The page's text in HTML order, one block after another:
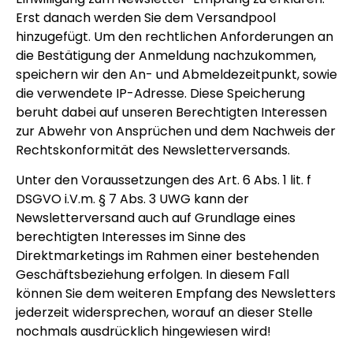
Erst danach werden Sie dem Versandpool
hinzugefügt. Um den rechtlichen Anforderungen an
die Bestätigung der Anmeldung nachzukommen,
speichern wir den An- und Abmeldezeitpunkt, sowie
die verwendete IP-Adresse. Diese Speicherung
beruht dabei auf unseren Berechtigten Interessen
zur Abwehr von Ansprüchen und dem Nachweis der
Rechtskonformität des Newsletterversands.
Unter den Voraussetzungen des Art. 6 Abs. 1 lit. f
DSGVO i.V.m. § 7 Abs. 3 UWG kann der
Newsletterversand auch auf Grundlage eines
berechtigten Interesses im Sinne des
Direktmarketings im Rahmen einer bestehenden
Geschäftsbeziehung erfolgen. In diesem Fall
können Sie dem weiteren Empfang des Newsletters
jederzeit widersprechen, worauf an dieser Stelle
nochmals ausdrücklich hingewiesen wird!